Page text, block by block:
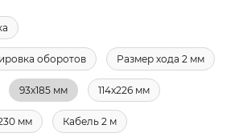
оборотов Размер хода 2 мм
93x185 мм 114x226 мм
мм Кабель 2 м